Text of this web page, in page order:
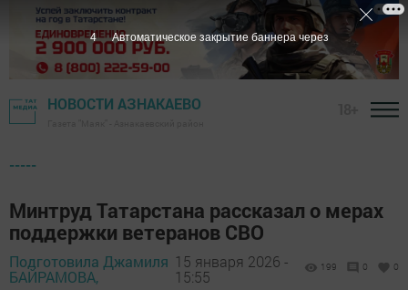
НОВОСТИ АЗНАКАЕВО
-----
Минтруд Татарстана рассказал о мерах
поддержки ветеранов СВО
Подготовила Джамиля
БАЙРАМОВА,
15 января 2026 -
15:55
199 0 0
2 Автоматическое закрытие баннера через